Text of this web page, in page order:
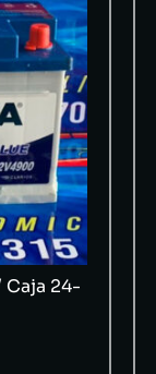
Caja 24-